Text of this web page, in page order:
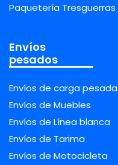
Paquetería Tresguerras
Envíos
pesados
Envíos de carga pesada
Envíos de Muebles
Envíos de Línea blanca
Envíos de Tarima
Envíos de Motocicleta